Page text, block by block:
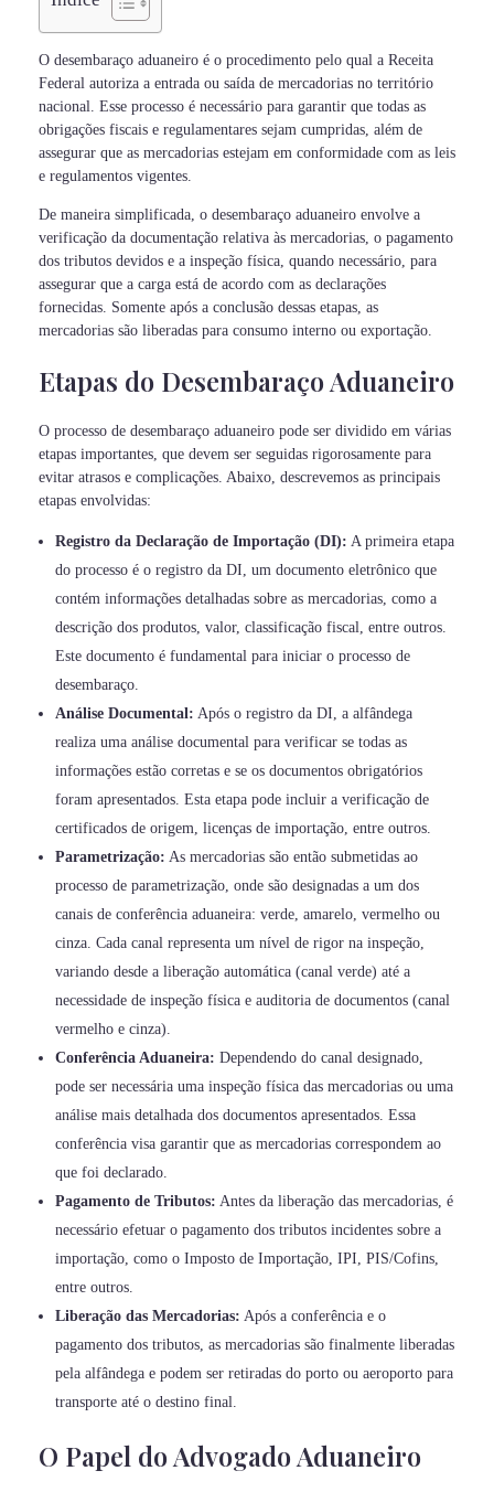
O desembaraço aduaneiro é o procedimento pelo qual a Receita
Federal autoriza a entrada ou saída de mercadorias no território
nacional. Esse processo é necessário para garantir que todas as
obrigações fiscais e regulamentares sejam cumpridas, além de
assegurar que as mercadorias estejam em conformidade com as leis
e regulamentos vigentes.
De maneira simplificada, o desembaraço aduaneiro envolve a
verificação da documentação relativa às mercadorias, o pagamento
dos tributos devidos e a inspeção física, quando necessário, para
assegurar que a carga está de acordo com as declarações
fornecidas. Somente após a conclusão dessas etapas, as
mercadorias são liberadas para consumo interno ou exportação.
Etapas do Desembaraço Aduaneiro
O processo de desembaraço aduaneiro pode ser dividido em várias
etapas importantes, que devem ser seguidas rigorosamente para
evitar atrasos e complicações. Abaixo, descrevemos as principais
etapas envolvidas:
Registro da Declaração de Importação (DI): A primeira etapa
do processo é o registro da DI, um documento eletrônico que
contém informações detalhadas sobre as mercadorias, como a
descrição dos produtos, valor, classificação fiscal, entre outros.
Este documento é fundamental para iniciar o processo de
desembaraço.
Análise Documental: Após o registro da DI, a alfândega
realiza uma análise documental para verificar se todas as
informações estão corretas e se os documentos obrigatórios
foram apresentados. Esta etapa pode incluir a verificação de
certificados de origem, licenças de importação, entre outros.
Parametrização: As mercadorias são então submetidas ao
processo de parametrização, onde são designadas a um dos
canais de conferência aduaneira: verde, amarelo, vermelho ou
cinza. Cada canal representa um nível de rigor na inspeção,
variando desde a liberação automática (canal verde) até a
necessidade de inspeção física e auditoria de documentos (canal
vermelho e cinza).
Conferência Aduaneira: Dependendo do canal designado,
pode ser necessária uma inspeção física das mercadorias ou uma
análise mais detalhada dos documentos apresentados. Essa
conferência visa garantir que as mercadorias correspondem ao
que foi declarado.
Pagamento de Tributos: Antes da liberação das mercadorias, é
necessário efetuar o pagamento dos tributos incidentes sobre a
importação, como o Imposto de Importação, IPI, PIS/Cofins,
entre outros.
Liberação das Mercadorias: Após a conferência e o
pagamento dos tributos, as mercadorias são finalmente liberadas
pela alfândega e podem ser retiradas do porto ou aeroporto para
transporte até o destino final.
O Papel do Advogado Aduaneiro